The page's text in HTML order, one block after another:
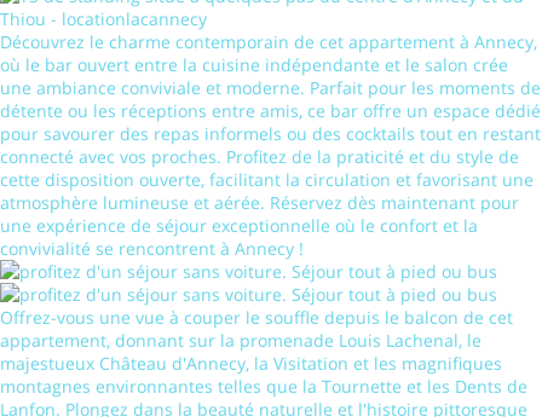
Découvrez le charme contemporain de cet appartement à Annecy,
où le bar ouvert entre la cuisine indépendante et le salon crée
une ambiance conviviale et moderne. Parfait pour les moments de
détente ou les réceptions entre amis, ce bar offre un espace dédié
pour savourer des repas informels ou des cocktails tout en restant
connecté avec vos proches. Profitez de la praticité et du style de
cette disposition ouverte, facilitant la circulation et favorisant une
atmosphère lumineuse et aérée. Réservez dès maintenant pour
une expérience de séjour exceptionnelle où le confort et la
convivialité se rencontrent à Annecy !
Offrez-vous une vue à couper le souffle depuis le balcon de cet
appartement, donnant sur la promenade Louis Lachenal, le
majestueux Château d'Annecy, la Visitation et les magnifiques
montagnes environnantes telles que la Tournette et les Dents de
Lanfon. Plongez dans la beauté naturelle et l'histoire pittoresque